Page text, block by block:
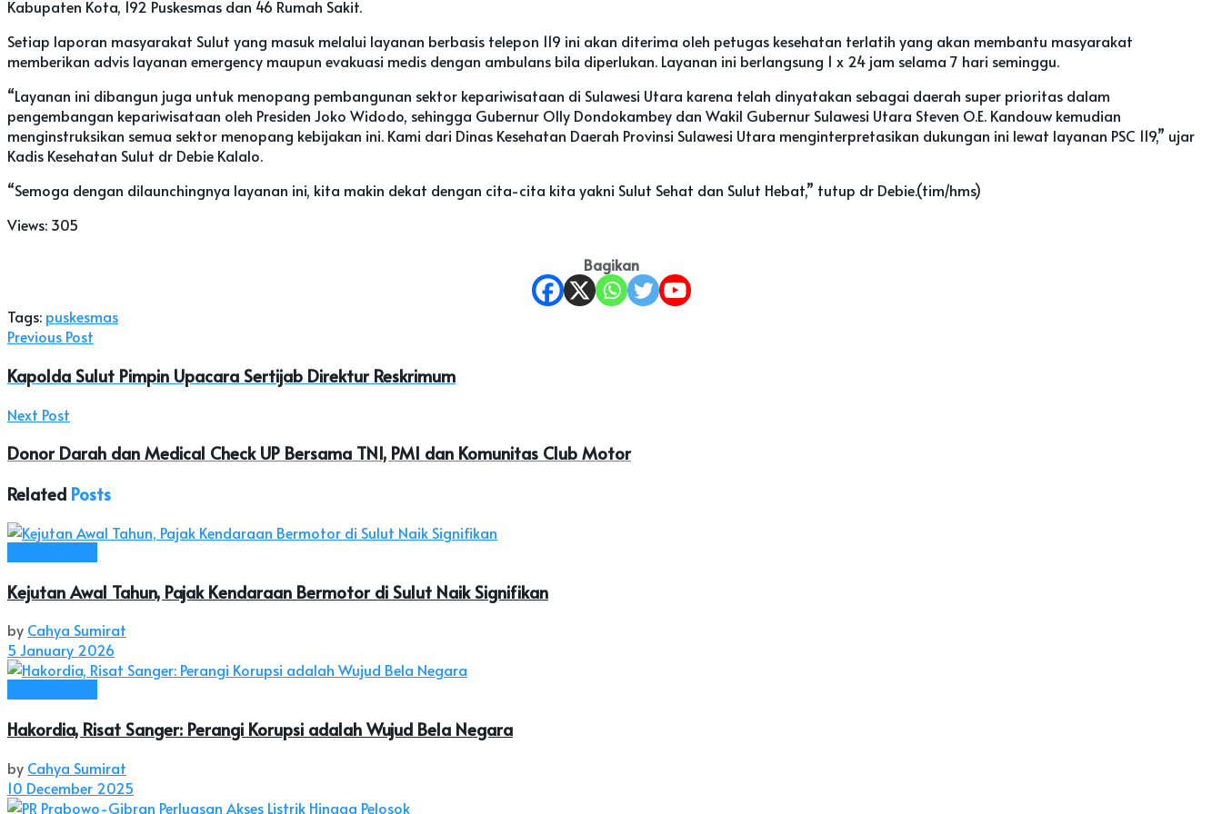
Kabupaten Kota, 192 Puskesmas dan 46 Rumah Sakit.
Setiap laporan masyarakat Sulut yang masuk melalui layanan berbasis telepon 119 ini akan diterima oleh petugas kesehatan terlatih yang akan membantu masyarakat
memberikan advis layanan emergency maupun evakuasi medis dengan ambulans bila diperlukan. Layanan ini berlangsung 1 x 24 jam selama 7 hari seminggu.
“Layanan ini dibangun juga untuk menopang pembangunan sektor kepariwisataan di Sulawesi Utara karena telah dinyatakan sebagai daerah super prioritas dalam
pengembangan kepariwisataan oleh Presiden Joko Widodo, sehingga Gubernur Olly Dondokambey dan Wakil Gubernur Sulawesi Utara Steven O.E. Kandouw kemudian
menginstruksikan semua sektor menopang kebijakan ini. Kami dari Dinas Kesehatan Daerah Provinsi Sulawesi Utara menginterpretasikan dukungan ini lewat layanan PSC 119,” ujar
Kadis Kesehatan Sulut dr Debie Kalalo.
“Semoga dengan dilaunchingnya layanan ini, kita makin dekat dengan cita-cita kita yakni Sulut Sehat dan Sulut Hebat,” tutup dr Debie.(tim/hms)
Views: 305
Bagikan
Tags: puskesmas
Previous Post
Kapolda Sulut Pimpin Upacara Sertijab Direktur Reskrimum
Next Post
Donor Darah dan Medical Check UP Bersama TNI, PMI dan Komunitas Club Motor
Related Posts
Kejutan Awal Tahun, Pajak Kendaraan Bermotor di Sulut Naik Signifikan
by Cahya Sumirat
5 January 2026
Hakordia, Risat Sanger: Perangi Korupsi adalah Wujud Bela Negara
by Cahya Sumirat
10 December 2025